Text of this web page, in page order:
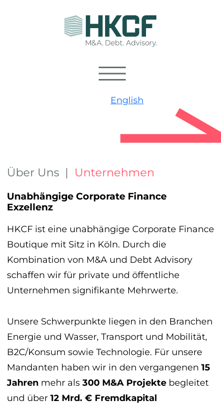
English
Über Uns | Unternehmen
Unabhängige Corporate Finance
Exzellenz
HKCF ist eine unabhängige Corporate Finance
Boutique mit Sitz in Köln. Durch die
Kombination von M&A und Debt Advisory
schaffen wir für private und öffentliche
Unternehmen signifikante Mehrwerte.
Unsere Schwerpunkte liegen in den Branchen
Energie und Wasser, Transport und Mobilität,
B2C/Konsum sowie Technologie. Für unsere
Mandanten haben wir in den vergangenen 15
Jahrenmehr als 300 M&A Projektebegleitet
und über 12 Mrd. € Fremdkapital